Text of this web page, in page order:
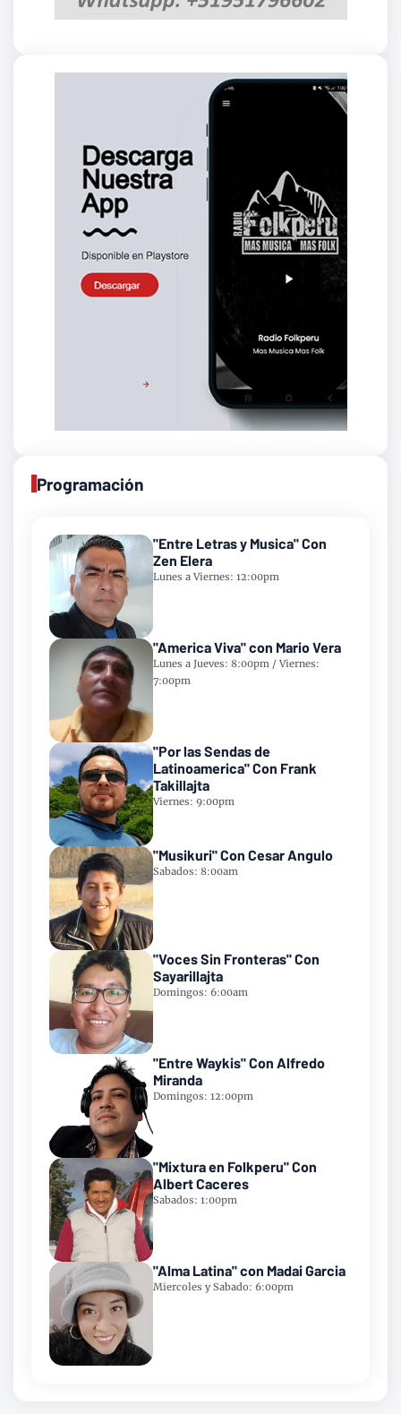
Programación
"Entre Letras y Musica" Con
Zen Elera
Lunes a Viernes: 12:00pm
"America Viva" con Mario Vera
Lunes a Jueves: 8:00pm / Viernes:
7:00pm
"Por las Sendas de
Latinoamerica" Con Frank
Takillajta
Viernes: 9:00pm
"Musikuri" Con Cesar Angulo
Sabados: 8:00am
"Voces Sin Fronteras" Con
Sayarillajta
Domingos: 6:00am
"Entre Waykis" Con Alfredo
Miranda
Domingos: 12:00pm
"Mixtura en Folkperu" Con
Albert Caceres
Sabados: 1:00pm
"Alma Latina" con Madai Garcia
Miercoles y Sabado: 6:00pm